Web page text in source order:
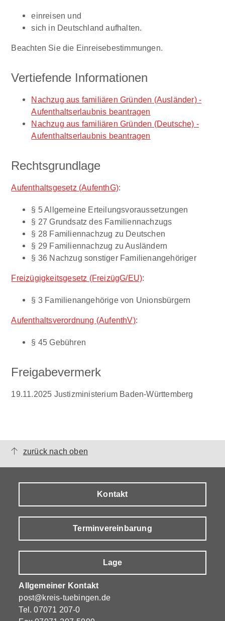
einreisen und
sich in Deutschland aufhalten.
Beachten Sie die Einreisebestimmungen.
Vertiefende Informationen
Nachzug aus familiären Gründen (Ausländer) -
Aufenthaltserlaubnis beantragen
Nachzug aus familiären Gründen (Deutsche) -
Aufenthaltserlaubnis beantragen
Rechtsgrundlage
Aufenthaltsgesetz (AufenthG):
§ 5 Allgemeine Erteilungsvoraussetzungen
§ 27 Grundsatz des Familiennachzugs
§ 28 Familiennachzug zu Deutschen
§ 29 Familiennachzug zu Ausländern
§ 36 Nachzug sonstiger Familienangehöriger
Freizügigkeitsgesetz (FreizügG/EU):
§ 3 Familienangehörige von Unionsbürgern
Aufenthaltsverordnung (AufenthV):
§ 45Gebühren
Freigabevermerk
19.11.2025 Justizministerium Baden-Württemberg
zurück nach oben
Kontakt
Terminvereinbarung
Lage
Allgemeiner Kontakt
post@kreis-tuebingen.de
Tel.07071 207-0